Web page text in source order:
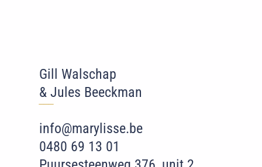
Gill Walschap
& Jules Beeckman
‾‾‾
info@marylisse.be
0480 69 13 01